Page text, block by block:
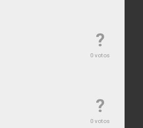
?
0 votos
?
0 votos